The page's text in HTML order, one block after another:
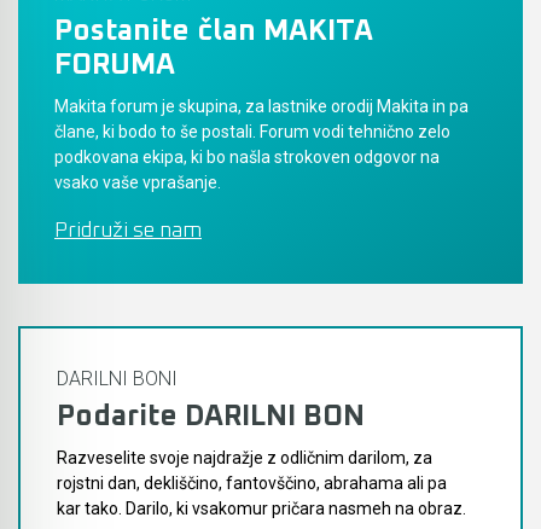
Postanite član MAKITA
FORUMA
Makita forum je skupina, za lastnike orodij Makita in pa
člane, ki bodo to še postali. Forum vodi tehnično zelo
podkovana ekipa, ki bo našla strokoven odgovor na
vsako vaše vprašanje.
Pridruži se nam
DARILNI BONI
Podarite DARILNI BON
Razveselite svoje najdražje z odličnim darilom, za
rojstni dan, dekliščino, fantovščino, abrahama ali pa
kar tako. Darilo, ki vsakomur pričara nasmeh na obraz.
Akumulatorski vezalci in rezalniki armature &
navojnih palic
Akumulatorska mikrovalovna pečica
Akumulatorski čistilniki